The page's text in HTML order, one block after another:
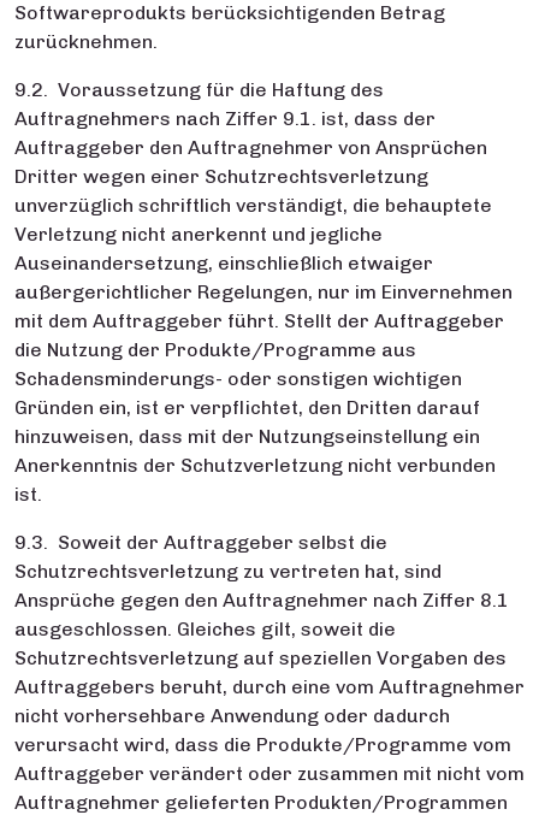
Softwareprodukts berücksichtigenden Betrag
zurücknehmen.
9.2. Voraussetzung für die Haftung des
Auftragnehmers nach Ziffer 9.1. ist, dass der
Auftraggeber den Auftragnehmer von Ansprüchen
Dritter wegen einer Schutzrechtsverletzung
unverzüglich schriftlich verständigt, die behauptete
Verletzung nicht anerkennt und jegliche
Auseinandersetzung, einschließlich etwaiger
außergerichtlicher Regelungen, nur im Einvernehmen
mit dem Auftraggeber führt. Stellt der Auftraggeber
die Nutzung der Produkte/Programme aus
Schadensminderungs- oder sonstigen wichtigen
Gründen ein, ist er verpflichtet, den Dritten darauf
hinzuweisen, dass mit der Nutzungseinstellung ein
Anerkenntnis der Schutzverletzung nicht verbunden
ist.
9.3. Soweit der Auftraggeber selbst die
Schutzrechtsverletzung zu vertreten hat, sind
Ansprüche gegen den Auftragnehmer nach Ziffer 8.1
ausgeschlossen. Gleiches gilt, soweit die
Schutzrechtsverletzung auf speziellen Vorgaben des
Auftraggebers beruht, durch eine vom Auftragnehmer
nicht vorhersehbare Anwendung oder dadurch
verursacht wird, dass die Produkte/Programme vom
Auftraggeber verändert oder zusammen mit nicht vom
Auftragnehmer gelieferten Produkten/Programmen